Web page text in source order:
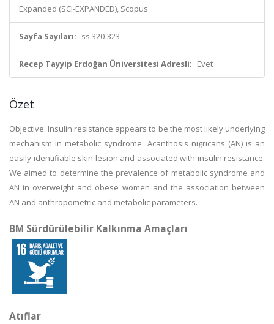
Expanded (SCI-EXPANDED), Scopus
Sayfa Sayıları: ss.320-323
Recep Tayyip Erdoğan Üniversitesi Adresli: Evet
Özet
Objective: Insulin resistance appears to be the most likely underlying
mechanism in metabolic syndrome. Acanthosis nigricans (AN) is an
easily identifiable skin lesion and associated with insulin resistance.
We aimed to determine the prevalence of metabolic syndrome and
AN in overweight and obese women and the association between
AN and anthropometric and metabolic parameters.
BM Sürdürülebilir Kalkınma Amaçları
Atıflar